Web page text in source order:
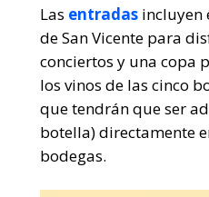
Las entradas incluyen
de San Vicente para
conciertos y una copa
los vinos de las cinco
que tendrán que ser
botella) directamente
bodegas.